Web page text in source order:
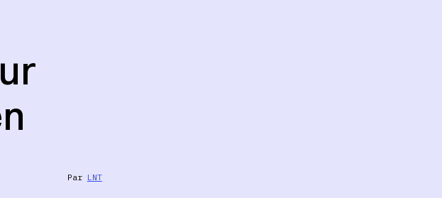
Par LNT